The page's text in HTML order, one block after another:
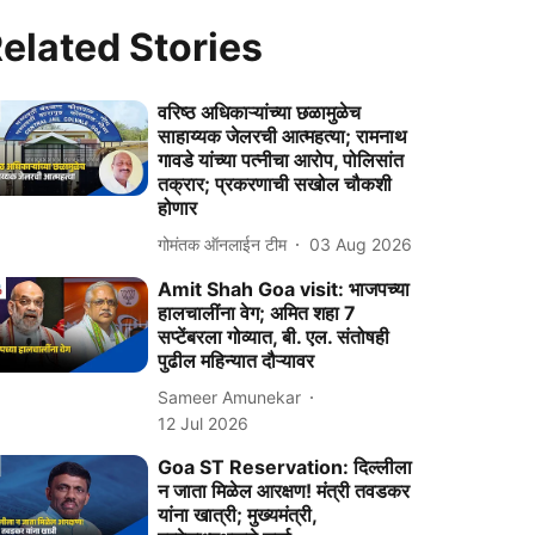
Stories
वरिष्‍ठ अधिकाऱ्यांच्या छळामुळेच
साहाय्यक जेलरची आत्महत्या; रामनाथ
गावडे यांच्‍या पत्नीचा आरोप, पोलिसांत
तक्रार; प्रकरणाची सखोल चौकशी
होणार
गोमंतक ऑनलाईन टीम 03 Aug 2026
Amit Shah Goa visit: भाजपच्या
हालचालींना वेग; अमित शहा 7
सप्टेंबरला गोव्यात, बी. एल. संतोषही
पुढील महिन्यात दौऱ्यावर
Sameer Amunekar
12 Jul 2026
Goa ST Reservation: दिल्लीला
न जाता मिळेल आरक्षण! मंत्री तवडकर
यांना खात्री; मुख्यमंत्री,